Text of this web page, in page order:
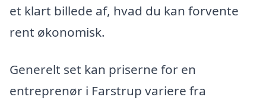
et klart billede af, hvad du kan forvente
rent økonomisk.
Generelt set kan priserne for en
entreprenør i Farstrup variere fra